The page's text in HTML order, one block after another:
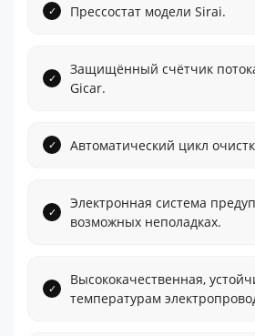
Прессостат модели Sirai.
Защищённый счётчик
Gicar.
Автоматический цикл
Электронная система
возможных неполадках.
Высококачественная,
температурам